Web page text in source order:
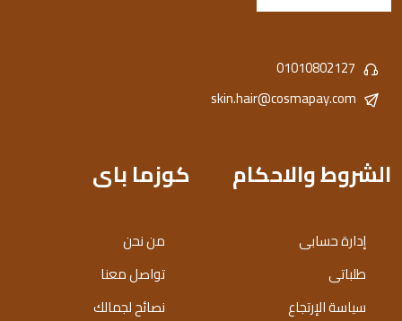
01010802127
skin.hair@cosmapay.com
الشروط والاحكام
إدارة حسابى
طلباتى
سياسة الإرتجاع
كوزما باى
من نحن
تواصل معنا
نصائح لجمالك